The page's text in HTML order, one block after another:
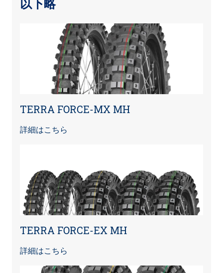
以下略
TERRA FORCE-MX MH
詳細はこちら
TERRA FORCE-EX MH
詳細はこちら